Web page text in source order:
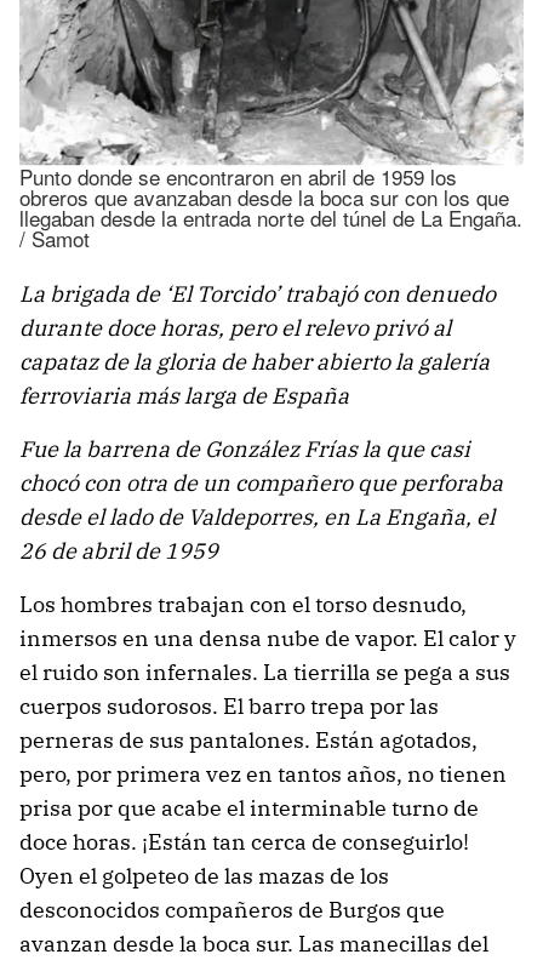
Punto donde se encontraron en abril de 1959 los
obreros que avanzaban desde la boca sur con los que
llegaban desde la entrada norte del túnel de La Engaña.
/ Samot
La brigada de ‘El Torcido’ trabajó con denuedo
durante doce horas, pero el relevo privó al
capataz de la gloria de haber abierto la galería
ferroviaria más larga de España
Fue la barrena de González Frías la que casi
chocó con otra de un compañero que perforaba
desde el lado de Valdeporres, en La Engaña, el
26 de abril de 1959
Los hombres trabajan con el torso desnudo,
inmersos en una densa nube de vapor. El calor y
el ruido son infernales. La tierrilla se pega a sus
cuerpos sudorosos. El barro trepa por las
perneras de sus pantalones. Están agotados,
pero, por primera vez en tantos años, no tienen
prisa por que acabe el interminable turno de
doce horas. ¡Están tan cerca de conseguirlo!
Oyen el golpeteo de las mazas de los
desconocidos compañeros de Burgos que
avanzan desde la boca sur. Las manecillas del